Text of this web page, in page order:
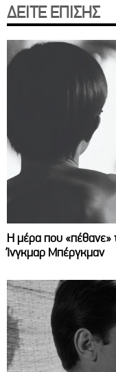
ΔΕΙΤΕ ΕΠΙΣΗΣ
Η μέρα που «πέθανε»
Ίνγκμαρ Μπέργκμαν